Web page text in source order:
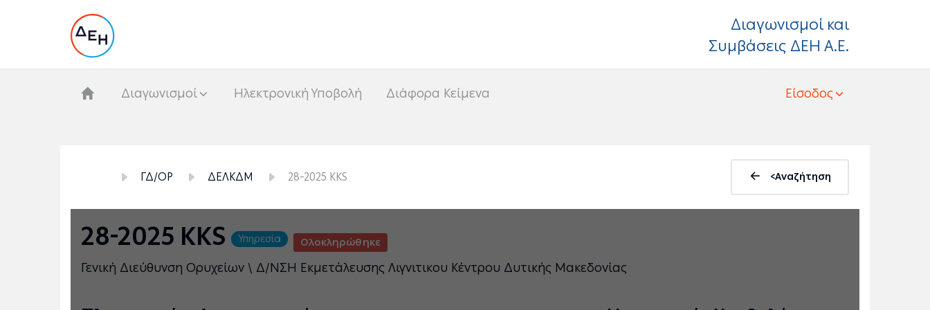
Διαγωνισμοί και
Συμβάσεις ΔΕΗ Α.Ε.
Διαγωνισμοί Hλεκτρονική Υποβολή Διάφορα Κείμενα Είσοδος
ΓΔ/ΟΡ ΔΕΛΚΔΜ 28-2025 KKS <Αναζήτηση
28-2025 KKS Υπηρεσία Ολοκληρώθηκε
Γενική Διεύθυνση Ορυχείων \ Δ/ΝΣΗ Εκμετάλευσης Λιγνιτικου Κέντρου Δυτικής Μακεδονίας